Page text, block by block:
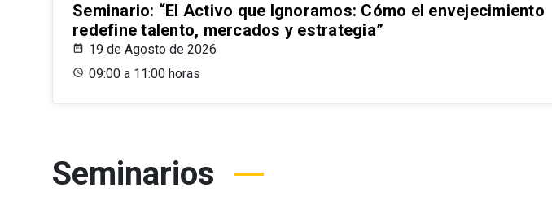
Seminario: “El Activo que Ignoramos: Cómo el envejecimiento
redefine talento, mercados y estrategia”
19 de Agosto de 2026
09:00 a 11:00 horas
Seminarios